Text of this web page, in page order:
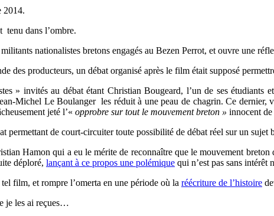
2014.
tenu dans l’ombre.
nationalistes bretons engagés au Bezen Perrot, et ouvre une
des producteurs, un débat organisé après le film était supposé
» invités au débat étant Christian Bougeard, l’un de ses
Michel Le Boulanger les réduit à une peau de chagrin. Ce dernier,
jeté l’« opprobre sur tout le mouvement breton » innocent
permettant de court-circuiter toute possibilité de débat réel sur un
Hamon qui a eu le mérite de reconnaître que le mouvement
déploré, lançant à ce propos une polémique qui n’est pas sans
film, et rompre l’omerta en une période où la réécriture de l’histoire
je les ai reçues…